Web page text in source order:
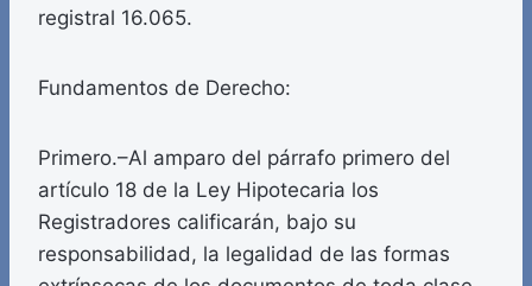
registral 16.065.
Fundamentos de Derecho:
Primero.–Al amparo del párrafo primero del
artículo 18 de la Ley Hipotecaria los
Registradores calificarán, bajo su
responsabilidad, la legalidad de las formas